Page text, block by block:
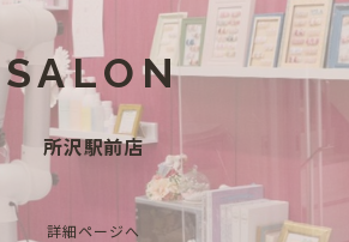
SALON
所沢駅前店
詳細ページへ